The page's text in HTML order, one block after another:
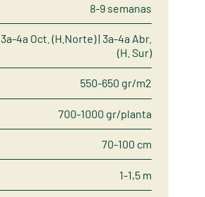
8-9 semanas
3a-4a Oct. (H.Norte) | 3a-4a Abr.
(H. Sur)
550-650 gr/m2
700-1000 gr/planta
70-100 cm
1-1,5 m